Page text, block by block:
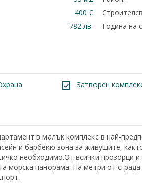
400 €
782 лв.
Година на
Затворен
в малък комплекс в най-
и барбекю зона за живущите,
необходимо.От всички прозорци
морска панорама. На метри от